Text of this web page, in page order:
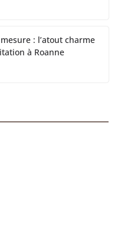
: l’atout charme
à Roanne